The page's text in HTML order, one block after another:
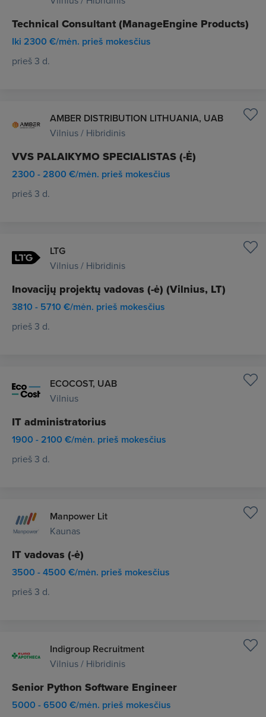
Technical Consultant (ManageEngine Products)
Iki 2300 €/mėn. prieš mokesčius
prieš 3 d.
AMBER DISTRIBUTION LITHUANIA, UAB
Vilnius / Hibridinis
VVS PALAIKYMO SPECIALISTAS (-Ė)
2300 - 2800 €/mėn. prieš mokesčius
prieš 3 d.
LTG
Vilnius / Hibridinis
Inovacijų projektų vadovas (-ė) (Vilnius, LT)
3810 - 5710 €/mėn. prieš mokesčius
prieš 3 d.
ECOCOST, UAB
Vilnius
IT administratorius
1900 - 2100 €/mėn. prieš mokesčius
prieš 3 d.
Manpower Lit
Kaunas
IT vadovas (-ė)
3500 - 4500 €/mėn. prieš mokesčius
prieš 3 d.
Indigroup Recruitment
Vilnius / Hibridinis
Senior Python Software Engineer
5000 - 6500 €/mėn. prieš mokesčius